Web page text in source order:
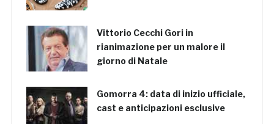
Vittorio Cecchi Gori in
rianimazione per un malore il
giorno di Natale
Gomorra 4: data di inizio ufficiale,
cast e anticipazioni esclusive